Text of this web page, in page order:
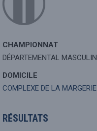
CHAMPIONNAT
DÉPARTEMENTAL MASCULIN
DOMICILE
COMPLEXE DE LA MARGERIE
RÉSULTATS